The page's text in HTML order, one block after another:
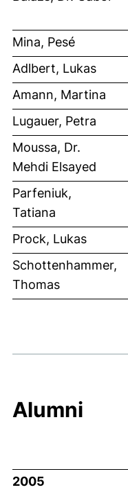
Mina, Pesé
Adlbert, Lukas
Amann, Martina
Lugauer, Petra
Moussa, Dr.
Mehdi Elsayed
Parfeniuk,
Tatiana
Prock, Lukas
Schottenhammer,
Thomas
Alumni
2005